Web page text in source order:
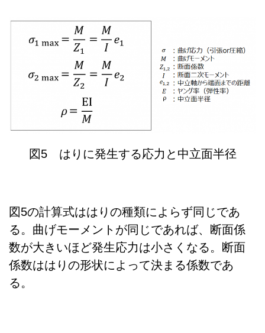
図5 はりに発生する応力と中立面半径
図5の計算式ははりの種類によらず同じであ
る。曲げモーメントが同じであれば、断面係
数が大きいほど発生応力は小さくなる。断面
係数ははりの形状によって決まる係数であ
る。